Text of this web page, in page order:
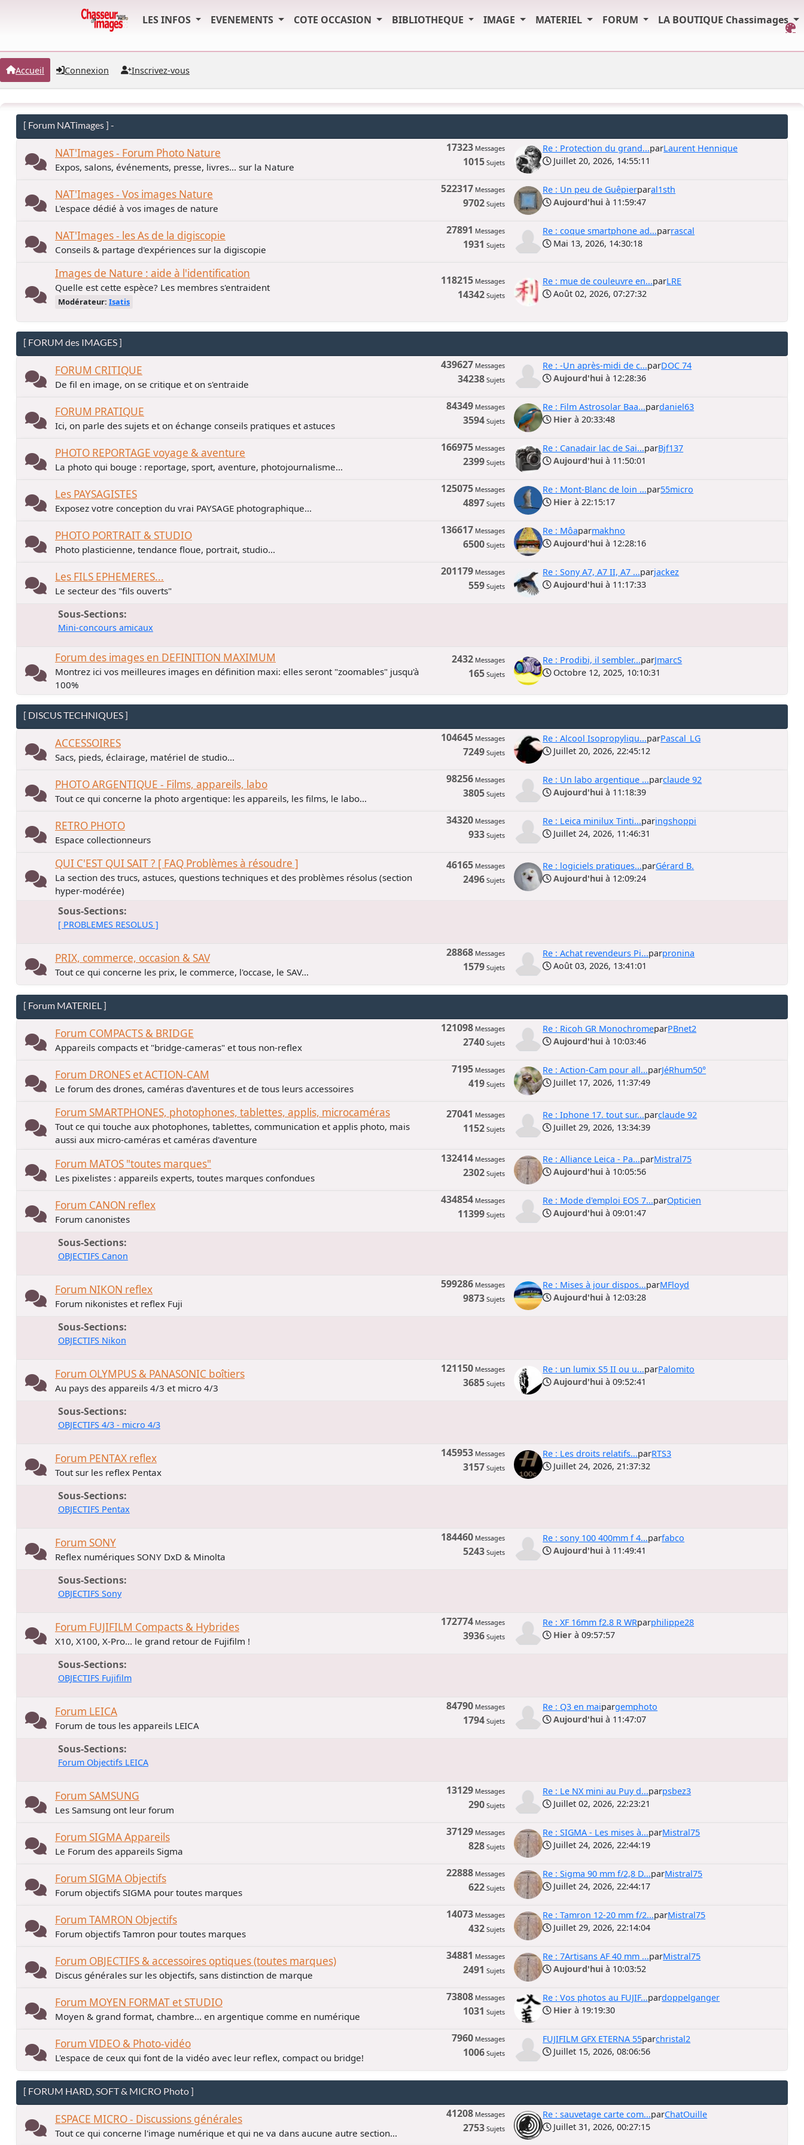
LES INFOS EVENEMENTS COTE OCCASION BIBLIOTHEQUE IMAGE MATERIEL FORUM LA BOUTIQUE Chassimages
Accueil Connexion Inscrivez-vous
[ Forum NATimages ] -
NAT'Images - Forum Photo Nature
Expos, salons, événements, presse, livres... sur la Nature
17323 Messages
1015 Sujets
Re : Protection du grand...parLaurent Hennique
Juillet 20, 2026, 14:55:11
NAT'Images - Vos images Nature
L'espace dédié à vos images de nature
522317 Messages
9702 Sujets
Re : Un peu de Guêpierparal1sth
Aujourd'hui à 11:59:47
NAT'Images - les As de la digiscopie
Conseils & partage d'expériences sur la digiscopie
27891 Messages
1931 Sujets
Re : coque smartphone ad...parrascal
Mai 13, 2026, 14:30:18
Images de Nature : aide à l'identification
Quelle est cette espèce? Les membres s'entraident
Modérateur: Isatis
118215 Messages
14342 Sujets
Re : mue de couleuvre en...parLRE
Août 02, 2026, 07:27:32
[ FORUM des IMAGES ]
FORUM CRITIQUE
De fil en image, on se critique et on s'entraide
439627 Messages
34238 Sujets
Re : -Un après-midi de c...parDOC 74
Aujourd'hui à 12:28:36
FORUM PRATIQUE
Ici, on parle des sujets et on échange conseils pratiques et astuces
84349 Messages
3594 Sujets
Re : Film Astrosolar Baa...pardaniel63
Hier à 20:33:48
PHOTO REPORTAGE voyage & aventure
La photo qui bouge : reportage, sport, aventure, photojournalisme...
166975 Messages
2399 Sujets
Re : Canadair lac de Sai...parBjf137
Aujourd'hui à 11:50:01
Les PAYSAGISTES
Exposez votre conception du vrai PAYSAGE photographique...
125075 Messages
4897 Sujets
Re : Mont-Blanc de loin ...par55micro
Hier à 22:15:17
PHOTO PORTRAIT & STUDIO
Photo plasticienne, tendance floue, portrait, studio...
136617 Messages
6500 Sujets
Re : Môaparmakhno
Aujourd'hui à 12:28:16
Les FILS EPHEMERES...
Le secteur des "fils ouverts"
201179 Messages
559 Sujets
Re : Sony A7, A7 II, A7 ...parjackez
Aujourd'hui à 11:17:33
Sous-Sections
Mini-concours amicaux
Forum des images en DEFINITION MAXIMUM
Montrez ici vos meilleures images en définition maxi: elles seront "zoomables" jusqu'à
100%
2432 Messages
165 Sujets
Re : Prodibi, il sembler...parJmarcS
Octobre 12, 2025, 10:10:31
[ DISCUS TECHNIQUES ]
ACCESSOIRES
Sacs, pieds, éclairage, matériel de studio...
104645 Messages
7249 Sujets
Re : Alcool Isopropyliqu...parPascal_LG
Juillet 20, 2026, 22:45:12
PHOTO ARGENTIQUE - Films, appareils, labo
Tout ce qui concerne la photo argentique: les appareils, les films, le labo...
98256 Messages
3805 Sujets
Re : Un labo argentique ...parclaude 92
Aujourd'hui à 11:18:39
RETRO PHOTO
Espace collectionneurs
34320 Messages
933 Sujets
Re : Leica minilux Tinti...paringshoppi
Juillet 24, 2026, 11:46:31
QUI C'EST QUI SAIT ? [ FAQ Problèmes à résoudre ]
La section des trucs, astuces, questions techniques et des problèmes résolus (section
hyper-modérée)
46165 Messages
2496 Sujets
Re : logiciels pratiques...parGérard B.
Aujourd'hui à 12:09:24
Sous-Sections
[ PROBLEMES RESOLUS ]
PRIX, commerce, occasion & SAV
Tout ce qui concerne les prix, le commerce, l'occase, le SAV...
28868 Messages
1579 Sujets
Re : Achat revendeurs Pi...parpronina
Août 03, 2026, 13:41:01
[ Forum MATERIEL ]
Forum COMPACTS & BRIDGE
Appareils compacts et "bridge-cameras" et tous non-reflex
121098 Messages
2740 Sujets
Re : Ricoh GR MonochromeparPBnet2
Aujourd'hui à 10:03:46
Forum DRONES et ACTION-CAM
Le forum des drones, caméras d'aventures et de tous leurs accessoires
7195 Messages
419 Sujets
Re : Action-Cam pour all...parJéRhum50°
Juillet 17, 2026, 11:37:49
Forum SMARTPHONES, photophones, tablettes, applis, microcaméras
Tout ce qui touche aux photophones, tablettes, communication et applis photo, mais
aussi aux micro-caméras et caméras d'aventure
27041 Messages
1152 Sujets
Re : Iphone 17. tout sur...parclaude 92
Juillet 29, 2026, 13:34:39
Forum MATOS "toutes marques"
Les pixelistes : appareils experts, toutes marques confondues
132414 Messages
2302 Sujets
Re : Alliance Leica - Pa...parMistral75
Aujourd'hui à 10:05:56
Forum CANON reflex
Forum canonistes
434854 Messages
11399 Sujets
Re : Mode d'emploi EOS 7...parOpticien
Aujourd'hui à 09:01:47
Sous-Sections
OBJECTIFS Canon
Forum NIKON reflex
Forum nikonistes et reflex Fuji
599286 Messages
9873 Sujets
Re : Mises à jour dispos...parMFloyd
Aujourd'hui à 12:03:28
Sous-Sections
OBJECTIFS Nikon
Forum OLYMPUS & PANASONIC boîtiers
Au pays des appareils 4/3 et micro 4/3
121150 Messages
3685 Sujets
Re : un lumix S5 II ou u...parPalomito
Aujourd'hui à 09:52:41
Sous-Sections
OBJECTIFS 4/3 - micro 4/3
Forum PENTAX reflex
Tout sur les reflex Pentax
145953 Messages
3157 Sujets
Re : Les droits relatifs...parRTS3
Juillet 24, 2026, 21:37:32
Sous-Sections
OBJECTIFS Pentax
Forum SONY
Reflex numériques SONY DxD & Minolta
184460 Messages
5243 Sujets
Re : sony 100 400mm f 4...parfabco
Aujourd'hui à 11:49:41
Sous-Sections
OBJECTIFS Sony
Forum FUJIFILM Compacts & Hybrides
X10, X100, X-Pro... le grand retour de Fujifilm !
172774 Messages
3936 Sujets
Re : XF 16mm f2.8 R WRparphilippe28
Hier à 09:57:57
Sous-Sections
OBJECTIFS Fujifilm
Forum LEICA
Forum de tous les appareils LEICA
84790 Messages
1794 Sujets
Re : Q3 en maipargemphoto
Aujourd'hui à 11:47:07
Sous-Sections
Forum Objectifs LEICA
Forum SAMSUNG
Les Samsung ont leur forum
13129 Messages
290 Sujets
Re : Le NX mini au Puy d...parpsbez3
Juillet 02, 2026, 22:23:21
Forum SIGMA Appareils
Le Forum des appareils Sigma
37129 Messages
828 Sujets
Re : SIGMA - Les mises à...parMistral75
Juillet 24, 2026, 22:44:19
Forum SIGMA Objectifs
Forum objectifs SIGMA pour toutes marques
22888 Messages
622 Sujets
Re : Sigma 90 mm f/2,8 D...parMistral75
Juillet 24, 2026, 22:44:17
Forum TAMRON Objectifs
Forum objectifs Tamron pour toutes marques
14073 Messages
432 Sujets
Re : Tamron 12-20 mm f/2...parMistral75
Juillet 29, 2026, 22:14:04
Forum OBJECTIFS & accessoires optiques (toutes marques)
Discus générales sur les objectifs, sans distinction de marque
34881 Messages
2491 Sujets
Re : 7Artisans AF 40 mm ...parMistral75
Aujourd'hui à 10:03:52
Forum MOYEN FORMAT et STUDIO
Moyen & grand format, chambre... en argentique comme en numérique
73808 Messages
1031 Sujets
Re : Vos photos au FUJIF...pardoppelganger
Hier à 19:19:30
Forum VIDEO & Photo-vidéo
L'espace de ceux qui font de la vidéo avec leur reflex, compact ou bridge!
7960 Messages
1006 Sujets
FUJIFILM GFX ETERNA 55parchristal2
Juillet 15, 2026, 08:06:56
[ FORUM HARD, SOFT & MICRO Photo ]
ESPACE MICRO - Discussions générales
Tout ce qui concerne l'image numérique et qui ne va dans aucune autre section...
41208 Messages
2753 Sujets
Re : sauvetage carte com...parChatOuille
Juillet 31, 2026, 00:27:15